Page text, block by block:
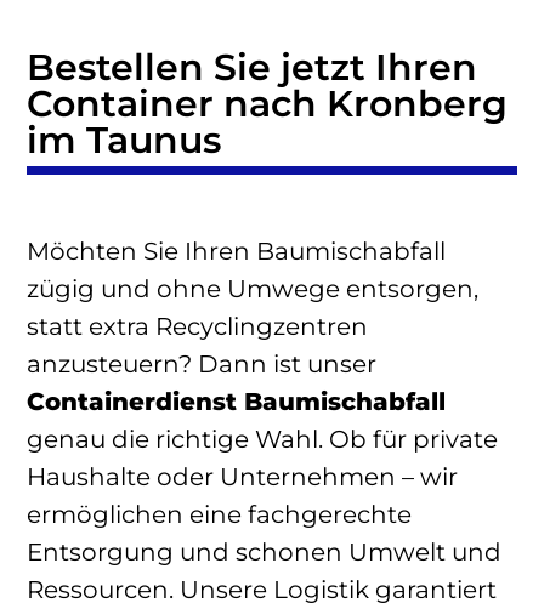
Bestellen Sie jetzt Ihren
Container nach Kronberg
im Taunus
Möchten Sie Ihren Baumischabfall
zügig und ohne Umwege entsorgen,
statt extra Recyclingzentren
anzusteuern? Dann ist unser
Containerdienst Baumischabfall
genau die richtige Wahl. Ob für private
Haushalte oder Unternehmen – wir
ermöglichen eine fachgerechte
Entsorgung und schonen Umwelt und
Ressourcen. Unsere Logistik garantiert